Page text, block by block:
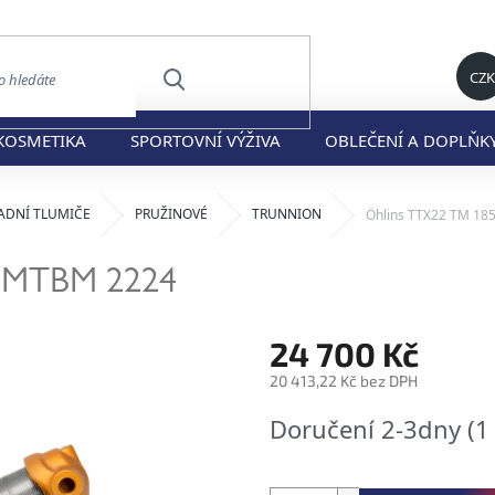
CZK
HLEDAT
SPORTOVNÍ VÝŽIVA OBLEČENÍ A
TLUMIČE PRUŽINOVÉ TRUNNION Öhlins TTX22 TM
MTBM 2224
24 700 Kč
20 413,22 Kč bez DPH
cena:
Doručení 2-3dny